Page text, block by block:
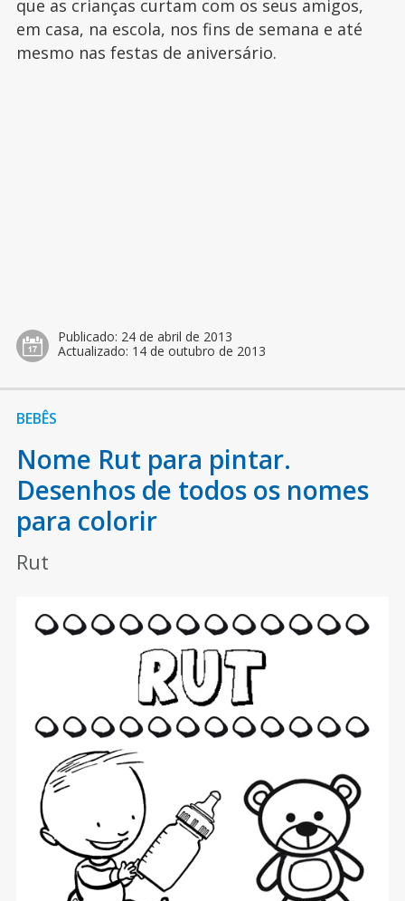
que as crianças curtam com os seus amigos,
em casa, na escola, nos fins de semana e até
mesmo nas festas de aniversário.
Publicado: 24 de abril de 2013
Actualizado: 14 de outubro de 2013
BEBÊS
Nome Rut para pintar.
Desenhos de todos os nomes
para colorir
Rut